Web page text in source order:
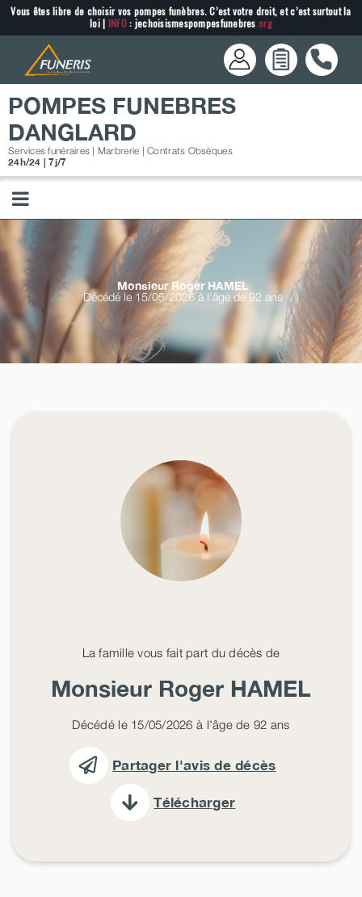
Passer
contenu
Vous êtes libre de choisir vos pompes funèbres. C’est votre droit, et c’est surtout la
loi | INFO: jechoisismespompesfunebres.org
POMPES FUNEBRES
DANGLARD
Services funéraires | Marbrerie | Contrats Obsèques
24h/24 | 7j/7
Monsieur Roger HAMEL
Décédé le 15/05/2026 à l'âge de 92 ans
La famille vous fait part du décès de
Monsieur Roger HAMEL
Décédé le 15/05/2026 à l'âge de 92 ans
Partager l'avis de décès
Télécharger